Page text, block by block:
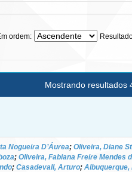
ordem:
Mostrando resultados
Nogueira D’Áurea; Oliveira, Diane
; Oliveira, Fabiana Freire Mendes
; Casadevall, Arturo; Albuquerque,